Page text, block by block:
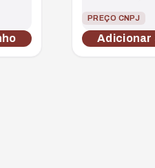
PREÇO CNPJ
Adicionar